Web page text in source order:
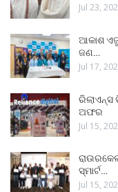
Jul 23,
ଆକାଶ
ଜଣ…
Jul 17,
ରିଲାଏନ୍ସ
ଅଫର
Jul 15,
ସ୍ମାର୍ଟ…
Jul 15,